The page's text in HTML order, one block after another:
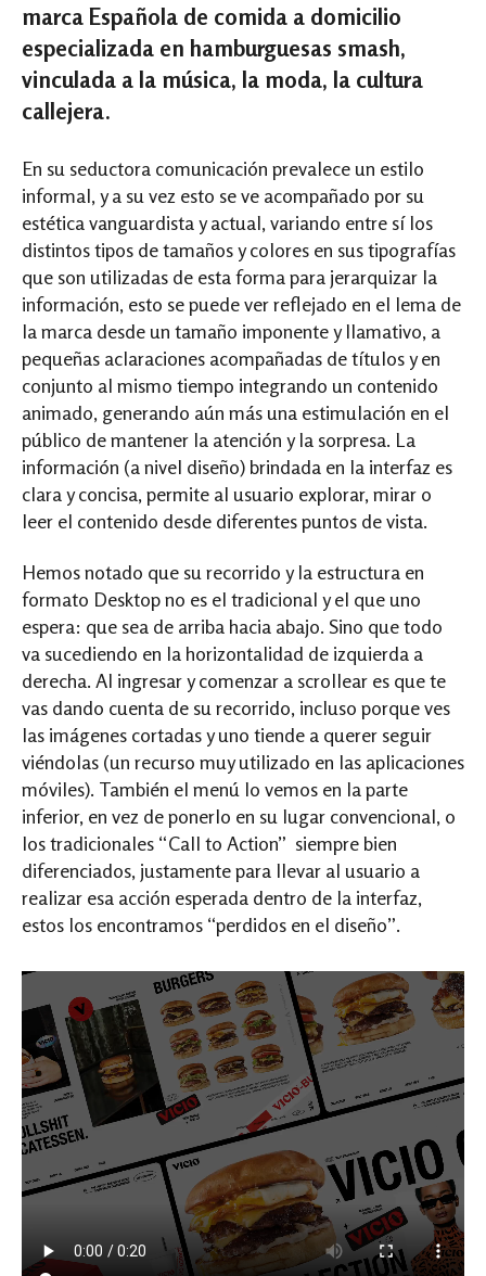
marca Española de comida a domicilio
especializada en hamburguesas smash,
vinculada a la música, la moda, la cultura
callejera.
En su seductora comunicación prevalece un estilo
informal, y a su vez esto se ve acompañado por su
estética vanguardista y actual, variando entre sí los
distintos tipos de tamaños y colores en sus tipografías
que son utilizadas de esta forma para jerarquizar la
información, esto se puede ver reflejado en el lema de
la marca desde un tamaño imponente y llamativo, a
pequeñas aclaraciones acompañadas de títulos y en
conjunto al mismo tiempo integrando un contenido
animado, generando aún más una estimulación en el
público de mantener la atención y la sorpresa. La
información (a nivel diseño) brindada en la interfaz es
clara y concisa, permite al usuario explorar, mirar o
leer el contenido desde diferentes puntos de vista.
Hemos notado que su recorrido y la estructura en
formato Desktop no es el tradicional y el que uno
espera: que sea de arriba hacia abajo. Sino que todo
va sucediendo en la horizontalidad de izquierda a
derecha. Al ingresar y comenzar a scrollear es que te
vas dando cuenta de su recorrido, incluso porque ves
las imágenes cortadas y uno tiende a querer seguir
viéndolas (un recurso muy utilizado en las aplicaciones
móviles). También el menú lo vemos en la parte
inferior, en vez de ponerlo en su lugar convencional, o
los tradicionales “Call to Action” siempre bien
diferenciados, justamente para llevar al usuario a
realizar esa acción esperada dentro de la interfaz,
estos los encontramos “perdidos en el diseño”.